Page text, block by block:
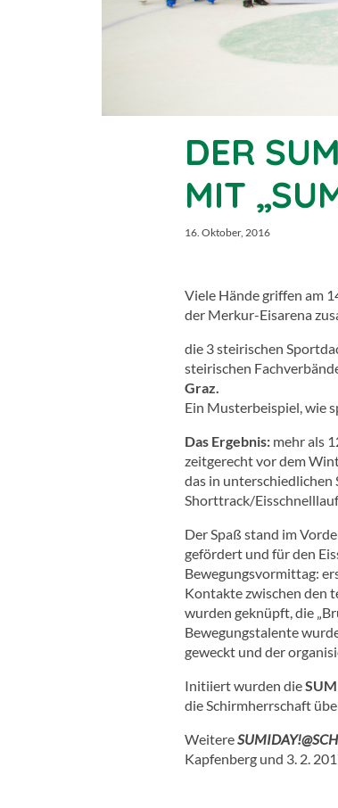
DER
MIT
16. Oktober, 2016
Viele Hände griffen am
der Merkur-Eisarena
die 3 steirischen
steirischen
Graz.
Ein Musterbeispiel, wie
Das Ergebnis: mehr als
zeitgerecht vor dem
das in unterschiedlichen
Shorttrack/
Der Spaß stand im
gefördert und für den
Bewegungsvormittag:
Kontakte zwischen den
wurden geknüpft, die
Bewegungstalente
geweckt und der
Initiiert wurden die
die Schirmherrschaft
Weitere
Kapfenberg und 3. 2.